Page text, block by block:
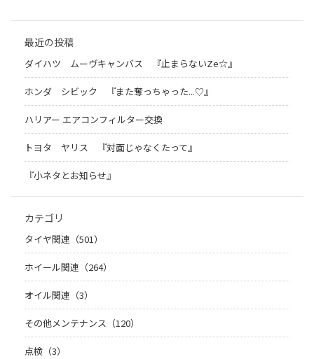
最近の投稿
ダイハツ ムーヴキャンバス 『止まらないZe☆』
ホンダ シビック 『また奪っちゃった...♡』
ハリアー エアコンフィルター交換
トヨタ ヤリス 『対面じゃなくたって』
『小ネタとお知らせ』
カテゴリ
タイヤ関連（501）
ホイール関連（264）
オイル関連（3）
その他メンテナンス（120）
点検（3）